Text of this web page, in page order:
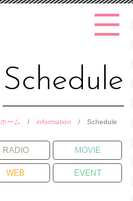
Schedule
ホーム / information / Schedule
RADIO MOVIE
WEB EVENT